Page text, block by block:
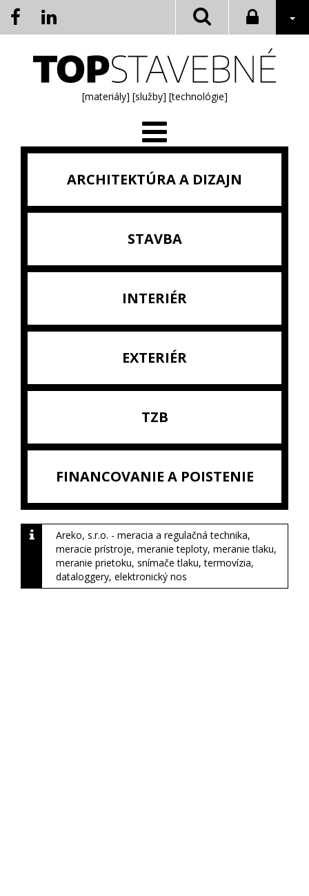
[materiály] [služby] [technológie]
ARCHITEKTÚRA A DIZAJN
STAVBA
INTERIÉR
EXTERIÉR
TZB
FINANCOVANIE A POISTENIE
Areko, s.r.o. - meracia a regulačná technika,
meracie prístroje, meranie teploty, meranie tlaku,
meranie prietoku, snímače tlaku, termovízia,
dataloggery, elektronický nos